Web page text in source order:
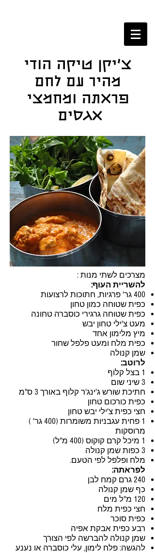
צ'יקן טיקה הודי
מהיר עם לחם
פראתה ומחמצי
אגסים
מצרכים לשתי מנות :
להשריית העוף:
400 גר' פרגיות, חתוכות לרצועות
כפית שטוחה כמון טחון
כפית שטוחה גרגירי כוסברה טחונה
מעט צ'ילי טחון יבש
מיץ מלימון אחד
כפית מלח ומעט פלפל שחור
שמן קנולה
לרוטב:
1 בצל קלוף
3 שיני שום
חתיכת שורש ג'ינג'ר קלוף באורך 3 ס"מ
כפית כורכום טחון
חצי כפית צ'ילי יבש טחון
1 פחית עגבניות משומרות (400 גר' )
מרוסקות
1 מיכל קרם קוקוס (400 מ"ל)
3 כפות שמן קנולה
מלח ופלפל לפי הטעם.
לפראתה:
240 גרם קמח לבן
כף שמן קנולה
120 מ"ל מים
חצי כפית מלח
כפית סוכר
רבע כפית אבקת אפיה
שמן קנולה להברשה לפי הצורך
להגשה: פלח לימון, עלי כוסברה או נענע